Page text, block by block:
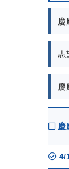
慶
志
慶
慶
4/